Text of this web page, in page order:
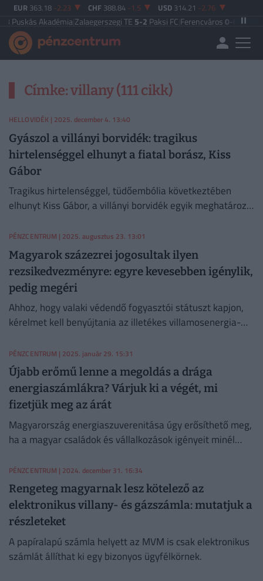
EUR 363.18 -2.23 CHF 388.84 -1.5 USD 314.21 -2.76
Akadémia|Zalaegerszegi TE5-2Paksi FC Ferencváros0-0Vasas FC
Címke: villany (111 cikk)
HELLOVIDÉK | 2025. december 4. 13:40
Gyászol a villányi borvidék: tragikus
hirtelenséggel elhunyt a fiatal borász, Kiss
Gábor
Tragikus hirtelenséggel, tüdőembólia következtében
elhunyt Kiss Gábor, a villányi borvidék egyik meghatározó,
PÉNZCENTRUM | 2025. augusztus 23. 13:01
Magyarok százezrei jogosultak ilyen
rezsikedvezményre: egyre kevesebben igénylik,
pedig megéri
Ahhoz, hogy valaki védendő fogyasztói státuszt kapjon,
kérelmet kell benyújtania az illetékes villamosenergia-
szolgáltatónak.
PÉNZCENTRUM | 2025. január 29. 15:31
Újabb erőmű lenne a megoldás a drága
energiaszámlákra? Várjuk ki a végét, mi
fizetjük meg az árát
Magyarország energiaszuverenitása úgy erősíthető meg,
ha a magyar családok és vállalkozások igényeit minél
PÉNZCENTRUM | 2024. december 31. 16:34
Rengeteg magyarnak lesz kötelező az
elektronikus villany- és gázszámla: mutatjuk a
részleteket
A papíralapú számla helyett az MVM is csak elektronikus
számlát állíthat ki egy bizonyos ügyfélkörnek.